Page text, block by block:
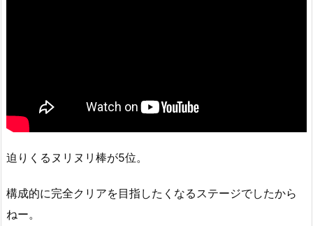
迫りくるヌリヌリ棒が5位。
構成的に完全クリアを目指したくなるステージでしたから
ねー。